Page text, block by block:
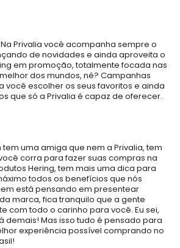
Privalia você acompanha sempre o
de novidades e ainda aproveita o
em promoção, totalmente focada nas
dos mundos, né? Campanhas
você escolher os seus favoritos e ainda
que só a Privalia é capaz de oferecer.
tem uma amiga que nem a Privalia, tem
corra para fazer suas compras na
Hering, tem mais uma dica para
todos os benefícios que nós
está pensando em presentear
marca, fica tranquilo que a gente
com todo o carinho para você. Eu sei,
demais! Mas isso tudo é pensado para
experiência possível comprando no